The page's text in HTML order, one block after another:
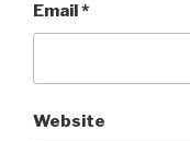
Email *
Website